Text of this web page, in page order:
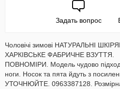
Задать вопрос
Чоловічі зимові НАТУРАЛЬНІ
ХАРКІВСЬКЕ ФАБРИЧНЕ ВЗУТТЯ.
ПОВНОМІРИ. Модель чудово
ноги. Носок та пята йдуть з
УТОЧНЮЙТЕ. 0963387128. Розмірна